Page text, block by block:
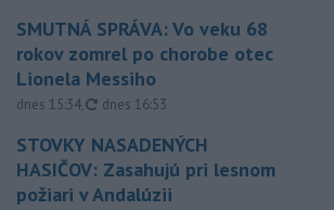
SMUTNÁ SPRÁVA: Vo veku 68
rokov zomrel po chorobe otec
Lionela Messiho
dnes 15:34, aktualizované
dnes 16:53
STOVKY NASADENÝCH
HASIČOV: Zasahujú pri lesnom
požiari v Andalúzii